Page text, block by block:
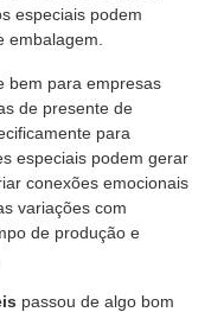
especiais podem
embalagem.
bem para empresas
de presente de
para
especiais podem gerar
conexões emocionais
variações com
de produção e
passou de algo bom